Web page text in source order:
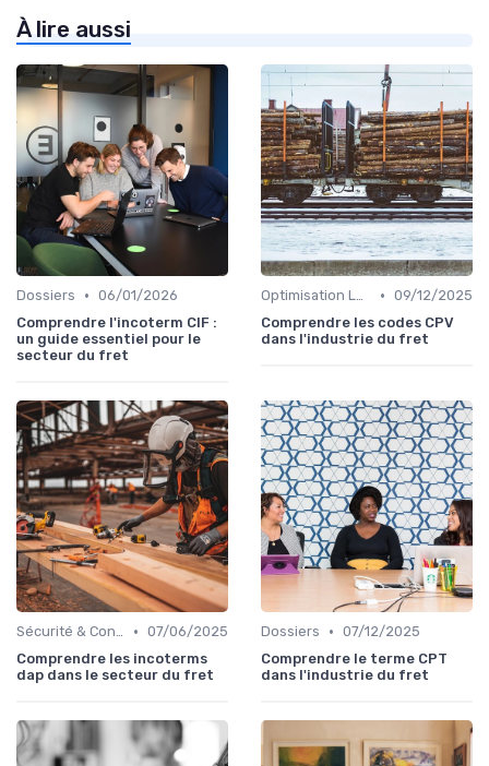
À lire aussi
Dossiers • 06/01/2026
Comprendre l'incoterm CIF :
un guide essentiel pour le
secteur du fret
Optimisation Logistique • 09/12/2025
Comprendre les codes CPV
dans l'industrie du fret
Sécurité & Conformité • 07/06/2025
Comprendre les incoterms
dap dans le secteur du fret
Dossiers • 07/12/2025
Comprendre le terme CPT
dans l'industrie du fret